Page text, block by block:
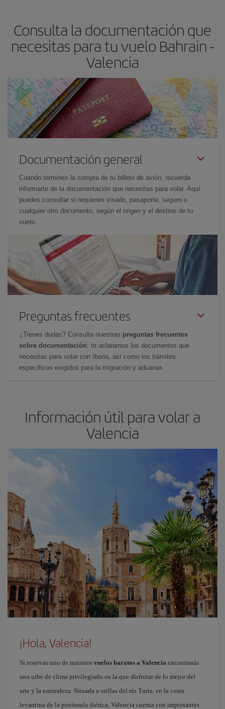
avión más baratos te saldrán. Además, si buscas los vuelos con
las fechas y los horarios del viaje un poco abiertos, podráselegir
el precio más barato.
Consulta la documentación que
necesitas para tu vuelo Bahrain -
Valencia
Documentación general
Cuando termines la compra de tu billete de avión, recuerda
informarte de la documentación que necesitas para volar. Aquí
puedes consultar si requieres visado, pasaporte, seguro o
cualquier otro documento, según el origen y el destino de tu
vuelo.
Preguntas frecuentes
¿Tienes dudas? Consulta nuestras preguntas frecuentes
sobre documentación: te aclaramos los documentos que
necesitas para volar con Iberia, así como los trámites
específicos exigidos para la migración y aduanas.
Información útil para volar a
Valencia
¡Hola, Valencia!
Si reservas uno de nuestros vuelos baratos a Valencia encontrarás
una urbe de clima privilegiado en la que disfrutar de lo mejor del
arte y la naturaleza. Situada a orillas del río Turia, en la costa
levantina de la península ibérica, Valencia cuenta con importantes